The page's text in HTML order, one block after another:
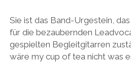
Sie ist das Band-Urgestein,
für die bezaubernden
gespielten Begleitgitarren
wäre my cup of tea nicht was